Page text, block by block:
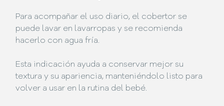
Para acompañar el uso diario, el cobertor se
puede lavar en lavarropas y se recomienda
hacerlo con agua fría.
Esta indicación ayuda a conservar mejor su
textura y su apariencia, manteniéndolo listo para
volver a usar en la rutina del bebé.